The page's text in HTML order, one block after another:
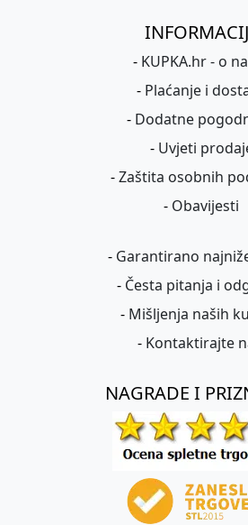
- KUPKA.hr - o
- Plaćanje i
- Dodatne
- Uvjeti
-Zaštita osobnih
- Obavijesti
- Garantirano
- Česta pitanja i
- Mišljenja naših
- Kontaktirajte
NAGRADE I